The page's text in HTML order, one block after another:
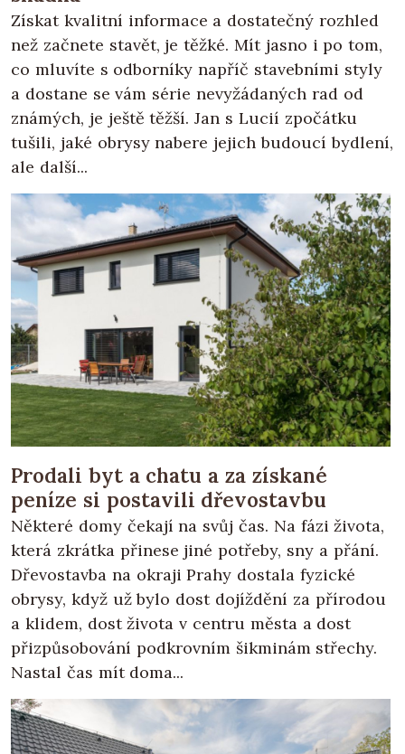
Získat kvalitní informace a dostatečný rozhled
než začnete stavět, je těžké. Mít jasno i po tom,
co mluvíte s odborníky napříč stavebními styly
a dostane se vám série nevyžádaných rad od
známých, je ještě těžší. Jan s Lucií zpočátku
tušili, jaké obrysy nabere jejich budoucí bydlení,
ale další...
Prodali byt a chatu a za získané
peníze si postavili dřevostavbu
Některé domy čekají na svůj čas. Na fázi života,
která zkrátka přinese jiné potřeby, sny a přání.
Dřevostavba na okraji Prahy dostala fyzické
obrysy, když už bylo dost dojíždění za přírodou
a klidem, dost života v centru města a dost
přizpůsobování podkrovním šikminám střechy.
Nastal čas mít doma...